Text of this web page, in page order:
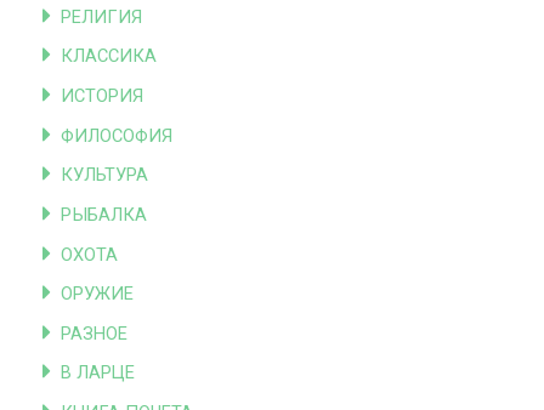
РЕЛИГИЯ
КЛАССИКА
ИСТОРИЯ
ФИЛОСОФИЯ
КУЛЬТУРА
РЫБАЛКА
ОХОТА
ОРУЖИЕ
РАЗНОЕ
В ЛАРЦЕ